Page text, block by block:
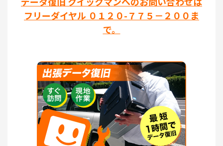
フリーダイヤル ０１２０-７７５－２００ま
で。